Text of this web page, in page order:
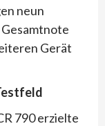
neun
Gerät
790 erzielte